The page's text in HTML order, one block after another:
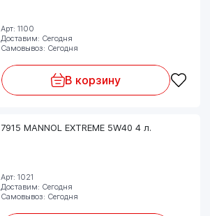
Арт: 1100
Доставим: Сегодня
Самовывоз: Сегодня
В корзину
7915 MANNOL EXTREME 5W40 4 л.
Арт: 1021
Доставим: Сегодня
Самовывоз: Сегодня